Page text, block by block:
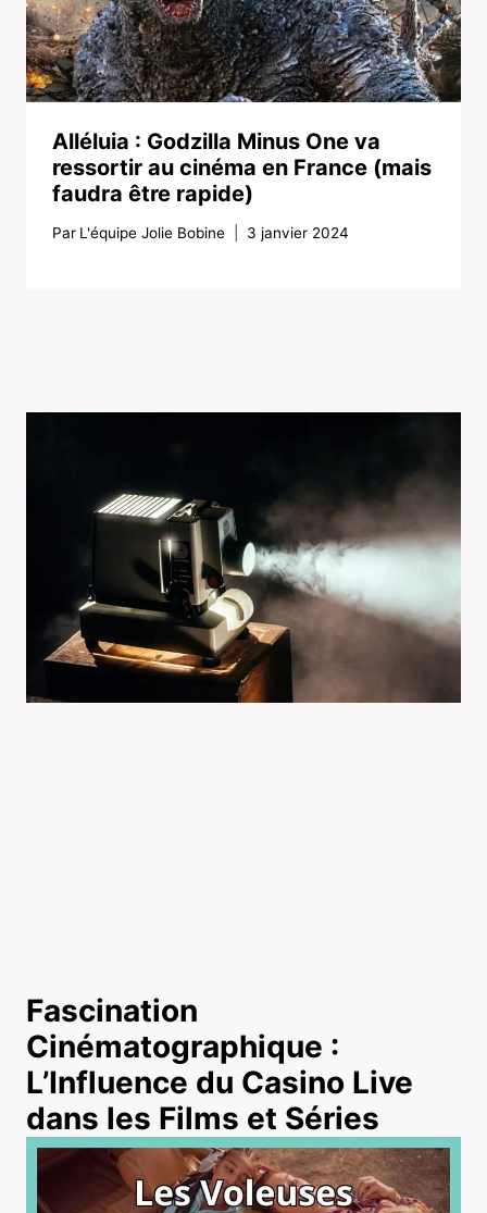
Alléluia : Godzilla Minus One va
ressortir au cinéma en France (mais
faudra être rapide)
Par L'équipe Jolie Bobine 3 janvier 2024
Fascination
Cinématographique :
L’Influence du Casino Live
dans les Films et Séries